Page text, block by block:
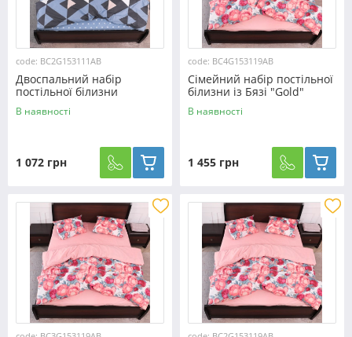
code: BC2G153111AB
Двоспальний набір
постільної білизни
180*220 із Бязі "Gold"
№153111AB Черешенька™
В наявності
1 072 грн
code: BC4G153119AB
Сімейний набір постільної
білизни із Бязі "Gold"
№153119AB Черешенка™
В наявності
1 455 грн